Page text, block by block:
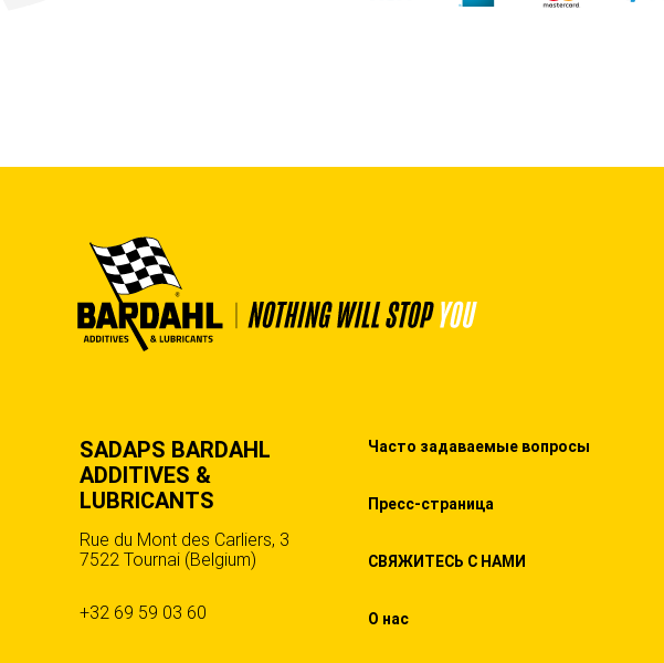
SADAPS BARDAHL
ADDITIVES &
LUBRICANTS
Rue du Mont des Carliers, 3
7522 Tournai (Belgium)
+32 69 59 03 60
Часто задаваемые вопросы
Пресс-страница
СВЯЖИТЕСЬ С НАМИ
О нас